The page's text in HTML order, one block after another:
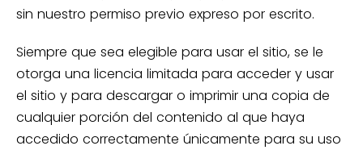
sin nuestro permiso previo expreso por escrito.
Siempre que sea elegible para usar el sitio, se le
otorga una licencia limitada para acceder y usar
el sitio y para descargar o imprimir una copia de
cualquier porción del contenido al que haya
accedido correctamente únicamente para su uso